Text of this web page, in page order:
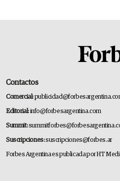
Contactos
Comercial:
Editorial:info@forbesargentina.com
Summit:
Suscripciones:suscripciones@forbes.ar
Forbes Argentina es publicada por HT